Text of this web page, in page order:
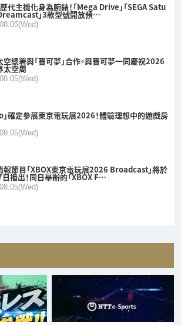
代主機化身為腕錶！「Mega Drive」「SEGA Satu
Dreamcast」3款型號開放預…
空總署與「寶可夢」合作。與寶可夢一同慶祝2026
太空周
」確定參展東京電玩展2026！體驗理想中的遊戲房
報節目「XBOX東京電玩展2026 Broadcast」將於
播出！同日舉辦的「XBOX F…